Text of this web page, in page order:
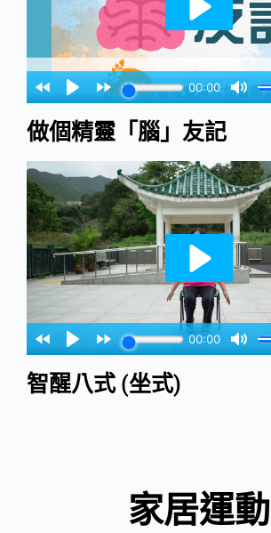
做個精靈「腦」友記
智醒八式 (坐式)
家居運動